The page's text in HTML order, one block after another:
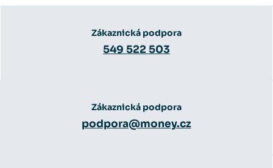
Zákaznická podpora
549 522 503
Zákaznická podpora
podpora@money.cz